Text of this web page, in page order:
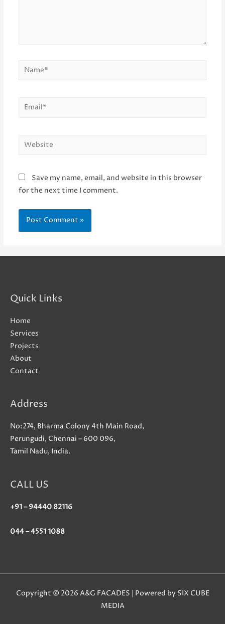
Name*
Email*
Website
Save my name, email, and website in this browser
for the next time I comment.
Quick Links
Home
Services
Projects
About
Contact
Address
No:274, Bharma Colony 4th Main Road,
Perungudi, Chennai – 600 096,
Tamil Nadu, India.
CALL US
+91 – 94440 82116
044 – 4551 1088
Copyright © 2026 A&G FACADES | Powered by SIX CUBE
MEDIA